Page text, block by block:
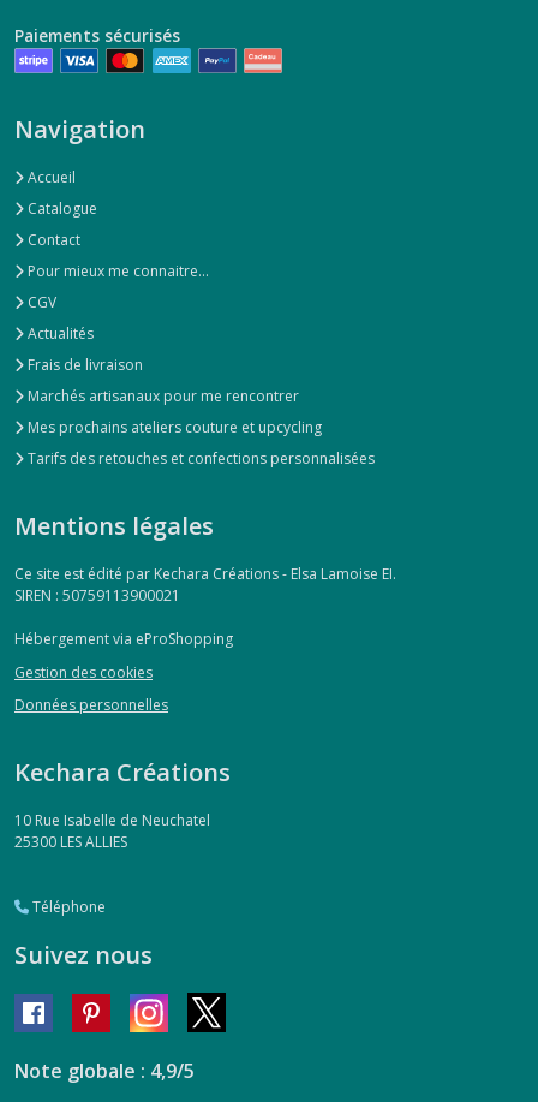
Paiements sécurisés
Navigation
Accueil
Catalogue
Contact
Pour mieux me connaitre...
CGV
Actualités
Frais de livraison
Marchés artisanaux pour me rencontrer
Mes prochains ateliers couture et upcycling
Tarifs des retouches et confections personnalisées
Mentions légales
Ce site est édité par Kechara Créations - Elsa Lamoise EI.
SIREN : 50759113900021
Hébergement via eProShopping
Gestion des cookies
Données personnelles
Kechara Créations
10 Rue Isabelle de Neuchatel
25300 LES ALLIES
Téléphone
Suivez nous
Note globale : 4,9/5